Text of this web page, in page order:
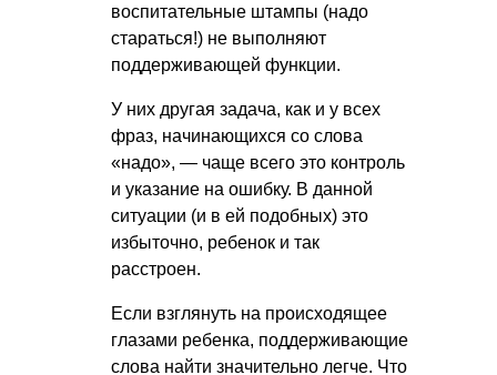
воспитательные штампы (надо
стараться!) не выполняют
поддерживающей функции.
У них другая задача, как и у всех
фраз, начинающихся со слова
«надо», — чаще всего это контроль
и указание на ошибку. В данной
ситуации (и в ей подобных) это
избыточно, ребенок и так
расстроен.
Если взглянуть на происходящее
глазами ребенка, поддерживающие
слова найти значительно легче. Что